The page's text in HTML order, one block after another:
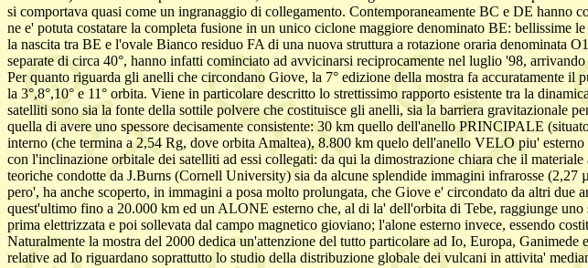
si comportava quasi come un ingranaggio di collegamento. Contemporaneamente BC e DE
ne e' potuta costatare la completa fusione in un unico ciclone maggiore denominato BE:
la nascita tra BE e l'ovale Bianco residuo FA di una nuova struttura a rotazione oraria denominata
separate di circa 40°, hanno infatti cominciato ad avvicinarsi reciprocamente nel luglio '98,
Per quanto riguarda gli anelli che circondano Giove, la 7° edizione della mostra fa accuratamente
la 3°,8°,10° e 11° orbita. Viene in particolare descritto lo strettissimo rapporto esistente tra la
satelliti sono sia la fonte della sottile polvere che costituisce gli anelli, sia la barriera
quella di avere uno spessore decisamente consistente: 30 km quello dell'anello PRINCIPALE
interno (che termina a 2,54 Rg, dove orbita Amaltea), 8.800 km quelo dell'anello VELO piu'
con l'inclinazione orbitale dei satelliti ad essi collegati: da qui la dimostrazione chiara che il
teoriche condotte da J.Burns (Cornell University) sia da alcune splendide immagini infrarosse
pero', ha anche scoperto, in immagini a posa molto prolungata, che Giove e' circondato da altri
quest'ultimo fino a 20.000 km ed un ALONE esterno che, al di la' dell'orbita di Tebe, raggiunge
prima elettrizzata e poi sollevata dal campo magnetico gioviano; l'alone esterno invece, essendo
Naturalmente la mostra del 2000 dedica un'attenzione del tutto particolare ad Io, Europa,
relative ad Io riguardano soprattutto lo studio della distribuzione globale dei vulcani in attivita'